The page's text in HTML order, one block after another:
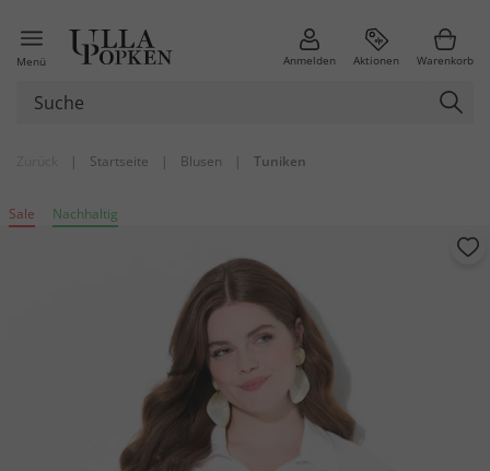
Menü Anmelden Aktionen Warenkorb
| Startseite | Blusen | Tuniken
Sale Nachhaltig